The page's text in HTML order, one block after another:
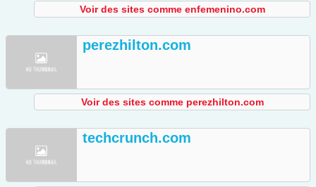
Voir des sites comme enfemenino.com
perezhilton.com
Voir des sites comme perezhilton.com
techcrunch.com